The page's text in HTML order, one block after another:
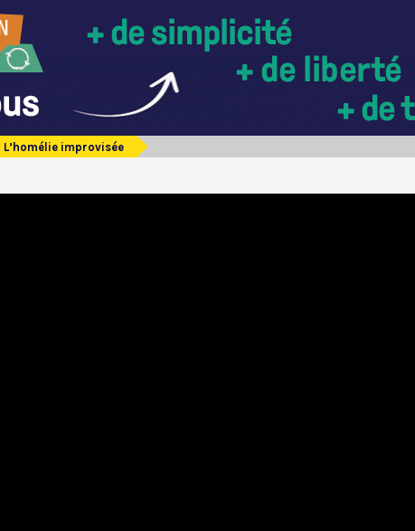
L’homélie improvisée